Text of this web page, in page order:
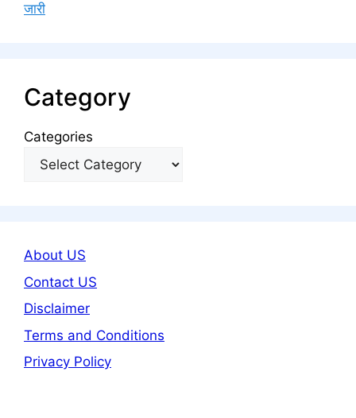
जारी
Category
Categories
About US
Contact US
Disclaimer
Terms and Conditions
Privacy Policy